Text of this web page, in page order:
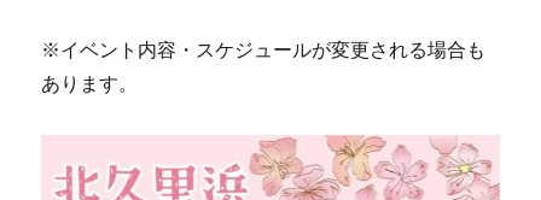
※イベント内容・スケジュールが変更される場合も
あります。